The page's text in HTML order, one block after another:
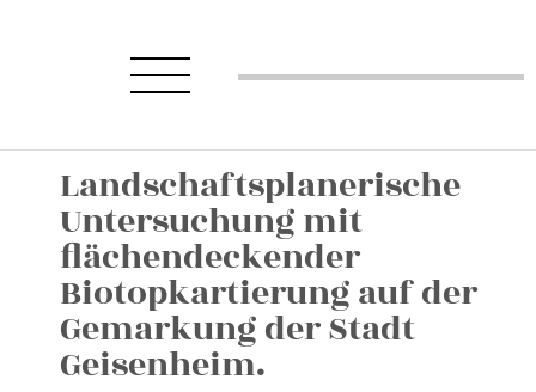
Landschaftsplanerische
Untersuchung mit
flächendeckender
Biotopkartierung auf der
Gemarkung der Stadt
Geisenheim.